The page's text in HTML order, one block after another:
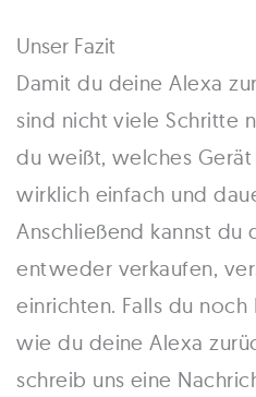
Unser Fazit
Damit du deine Alexa
sind nicht viele Schritte
du weißt, welches
wirklich einfach und
Anschließend kannst du
entweder verkaufen,
einrichten. Falls du noch
wie du deine Alexa
schreib uns eine